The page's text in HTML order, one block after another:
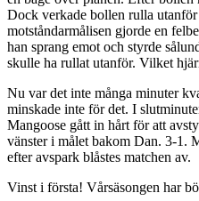
Dock verkade bollen rulla
motståndarmålisen gjorde en
han sprang emot och styrde
skulle ha rullat utanför. Vilket
Nu var det inte många minuter
minskade inte för det. I
Mangoose gått in hårt för att
vänster i målet bakom Dan. 3-1.
efter avspark blåstes matchen av.
Vinst i första! Vårsäsongen har